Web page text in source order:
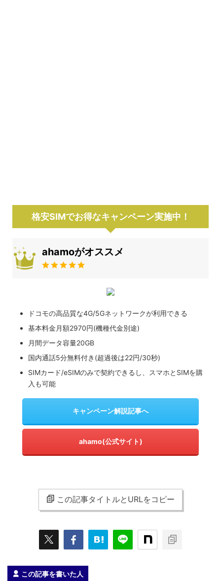
格安SIMでお得なキャンペーン実施中！
ahamoがオススメ
ドコモの高品質な4G/5Gネットワークが利用できる
基本料金月額2970円(機種代金別途)
月間データ容量20GB
国内通話5分無料付き(超過後は22円/30秒)
SIMカード/eSIMのみで契約できるし、スマホとSIMを購
入も可能
キャンペーン解説記事へ
ahamo(公式サイト)
この記事タイトルとURLをコピー
この記事を書いた人